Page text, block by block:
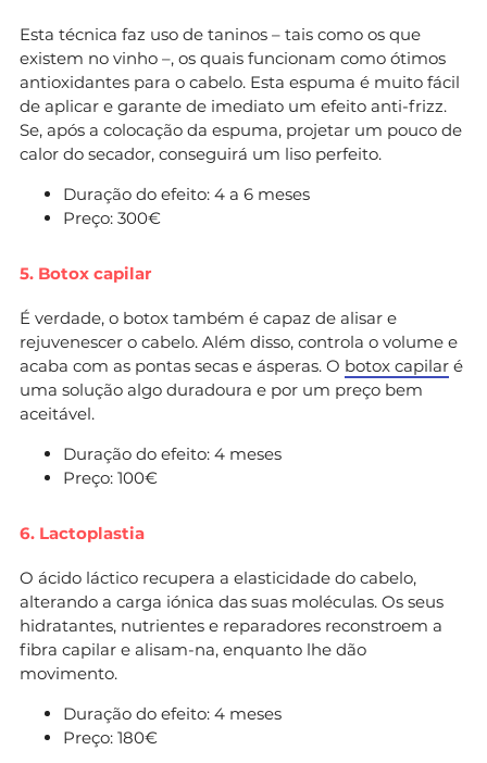
Esta técnica faz uso de taninos – tais como os que
existem no vinho –, os quais funcionam como ótimos
antioxidantes para o cabelo. Esta espuma é muito fácil
de aplicar e garante de imediato um efeito anti-frizz.
Se, após a colocação da espuma, projetar um pouco de
calor do secador, conseguirá um liso perfeito.
Duração do efeito: 4 a 6 meses
Preço: 300€
5. Botox capilar
É verdade, o botox também é capaz de alisar e
rejuvenescer o cabelo. Além disso, controla o volume e
acaba com as pontas secas e ásperas. O botox capilar é
uma solução algo duradoura e por um preço bem
aceitável.
Duração do efeito: 4 meses
Preço: 100€
6. Lactoplastia
O ácido láctico recupera a elasticidade do cabelo,
alterando a carga iónica das suas moléculas. Os seus
hidratantes, nutrientes e reparadores reconstroem a
fibra capilar e alisam-na, enquanto lhe dão
movimento.
Duração do efeito: 4 meses
Preço: 180€